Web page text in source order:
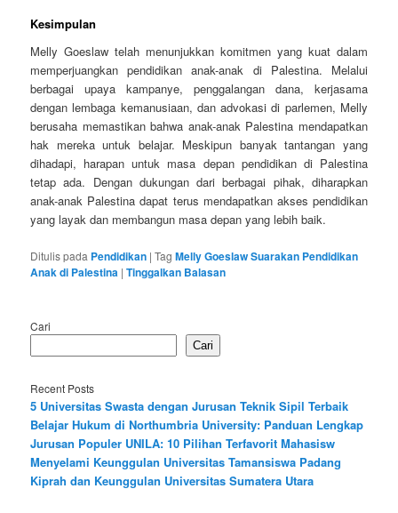
Kesimpulan
Melly Goeslaw telah menunjukkan komitmen yang kuat dalam
memperjuangkan pendidikan anak-anak di Palestina. Melalui
berbagai upaya kampanye, penggalangan dana, kerjasama
dengan lembaga kemanusiaan, dan advokasi di parlemen, Melly
berusaha memastikan bahwa anak-anak Palestina mendapatkan
hak mereka untuk belajar. Meskipun banyak tantangan yang
dihadapi, harapan untuk masa depan pendidikan di Palestina
tetap ada. Dengan dukungan dari berbagai pihak, diharapkan
anak-anak Palestina dapat terus mendapatkan akses pendidikan
yang layak dan membangun masa depan yang lebih baik.
Ditulis pada Pendidikan |Tag Melly Goeslaw Suarakan Pendidikan
Anak di Palestina |Tinggalkan Balasan
Cari
Cari
Recent Posts
5 Universitas Swasta dengan Jurusan Teknik Sipil Terbaik
Belajar Hukum di Northumbria University: Panduan Lengkap
Jurusan Populer UNILA: 10 Pilihan Terfavorit Mahasisw
Menyelami Keunggulan Universitas Tamansiswa Padang
Kiprah dan Keunggulan Universitas Sumatera Utara